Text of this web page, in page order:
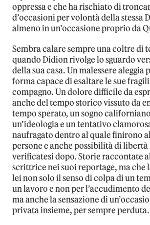
oppressa e che ha rischiato di
d’occasioni per volontà della stessa
almeno in un’occasione proprio da
Sembra calare sempre una coltre di
quando Didion rivolge lo sguardo
della sua casa. Un malessere aleggia
forma capace di esaltare le sue
compagno. Un dolore difficile da
anche del tempo storico vissuto da
tempo sperato, un sogno
un’ideologia e un tentativo
naufragato dentro al quale finirono
persone e anche possibilità di libertà
verificatesi dopo. Storie raccontate
scrittrice nei suoi reportage, ma che
lei non solo il senso di colpa di un
un lavoro e non per l’accudimento
ma anche la sensazione di
privata insieme, per sempre perduta.